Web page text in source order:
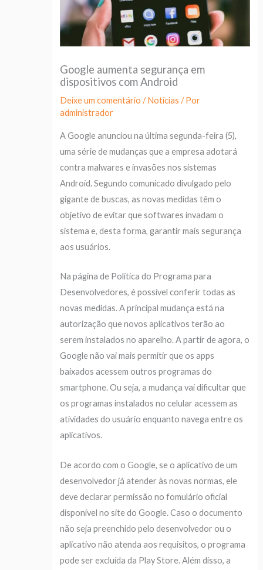
Google aumenta segurança em
dispositivos com Android
Deixe um comentário /Notícias / Por
administrador
A Google anunciou na última segunda-feira (5),
uma série de mudanças que a empresa adotará
contra malwares e invasões nos sistemas
Android. Segundo comunicado divulgado pelo
gigante de buscas, as novas medidas têm o
objetivo de evitar que softwares invadam o
sistema e, desta forma, garantir mais segurança
aos usuários.
Na página de Política do Programa para
Desenvolvedores, é possível conferir todas as
novas medidas. A principal mudança está na
autorização que novos aplicativos terão ao
serem instalados no aparelho. A partir de agora, o
Google não vai mais permitir que os apps
baixados acessem outros programas do
smartphone. Ou seja, a mudança vai dificultar que
os programas instalados no celular acessem as
atividades do usuário enquanto navega entre os
aplicativos.
De acordo com o Google, se o aplicativo de um
desenvolvedor já atender às novas normas, ele
deve declarar permissão no fomulário oficial
disponível no site do Google. Caso o documento
não seja preenchido pelo desenvolvedor ou o
aplicativo não atenda aos requisitos, o programa
pode ser excluída da Play Store. Além disso, a